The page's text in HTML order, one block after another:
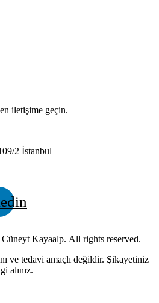
iletişime geçin.
2 İstanbul
Kayaalp. All rights reserved.
ve tedavi amaçlı değildir. Şikayetiniz
alınız.